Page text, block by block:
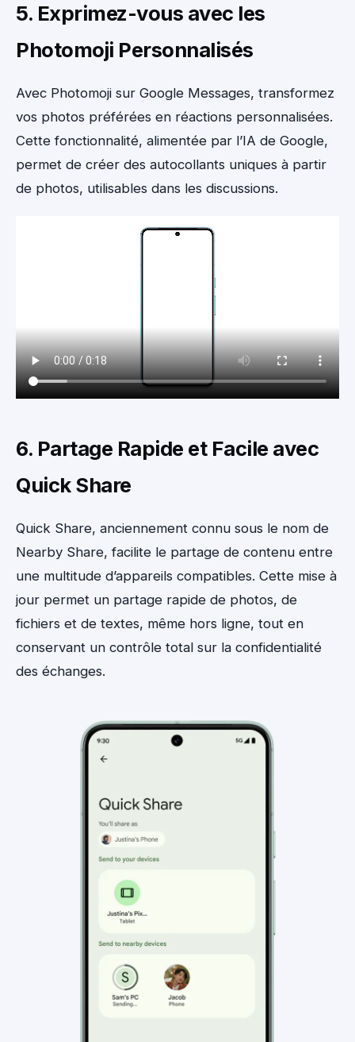
5. Exprimez-vous avec les
Photomoji Personnalisés
Avec Photomoji sur Google Messages, transformez
vos photos préférées en réactions personnalisées.
Cette fonctionnalité, alimentée par l’IA de Google,
permet de créer des autocollants uniques à partir
de photos, utilisables dans les discussions.
6. Partage Rapide et Facile avec
Quick Share
Quick Share, anciennement connu sous le nom de
Nearby Share, facilite le partage de contenu entre
une multitude d’appareils compatibles. Cette mise à
jour permet un partage rapide de photos, de
fichiers et de textes, même hors ligne, tout en
conservant un contrôle total sur la confidentialité
des échanges.